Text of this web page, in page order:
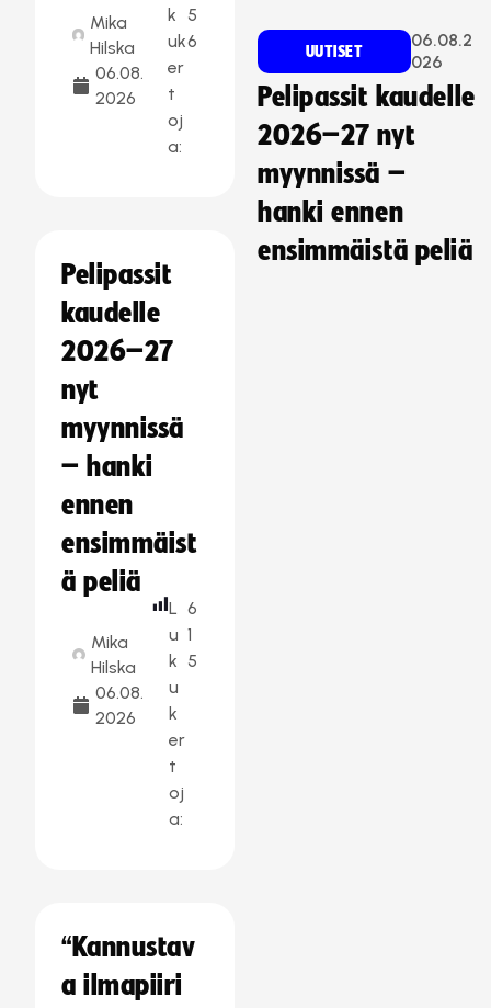
Mika
Hilska
06.08.
2026
k
uk
er
t
oj
a:
5
6
Pelipassit
kaudelle
2026–27
nyt
myynnissä
– hanki
ennen
ensimmäist
ä peliä
Mika
Hilska
06.08.
2026
L
u
k
u
k
er
t
oj
a:
6
1
5
“Kannustav
a ilmapiiri
UUTISET
06.08.2
026
Pelipassit kaudelle
2026–27 nyt
myynnissä –
hanki ennen
ensimmäistä peliä